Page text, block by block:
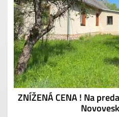
ZNÍŽENÁ CENA ! Na